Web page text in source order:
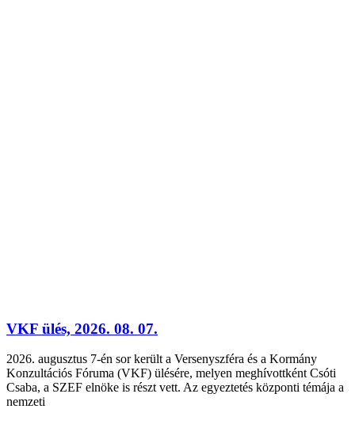
VKF ülés, 2026. 08. 07.
2026. augusztus 7-én sor került a Versenyszféra és a Kormány
Konzultációs Fóruma (VKF) ülésére, melyen meghívottként Csóti
Csaba, a SZEF elnöke is részt vett. Az egyeztetés központi témája a
nemzeti